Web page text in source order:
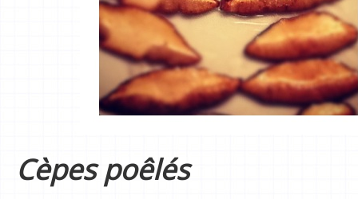
Cèpes poêlés